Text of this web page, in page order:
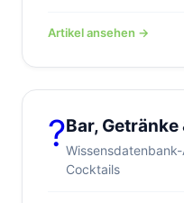
Artikel ansehen →
?Bar,
Cocktails